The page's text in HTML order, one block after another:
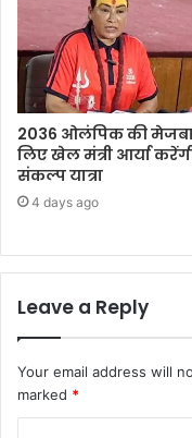
2036 ओलंपिक की
लिए खेल मंत्री आर्या
संकल्प यात्रा
4 days ago
Leave a Reply
Your email address will
marked *